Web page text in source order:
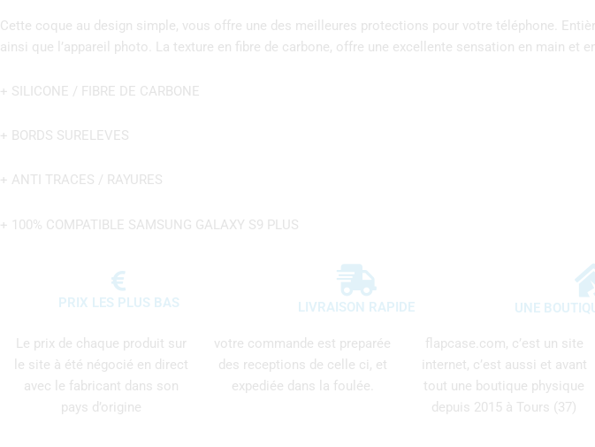
Cette coque au design simple, vous offre une des meilleures protections pour votre téléphone.
ainsi que l’appareil photo.
La texture en fibre de carbone, offre une excellente sensation en main et
+ SILICONE / FIBRE DE CARBONE
+ BORDS SURELEVES
+ ANTI TRACES / RAYURES
+ 100% COMPATIBLE SAMSUNG GALAXY S9 PLUS
PRIX LES PLUS BAS LIVRAISON RAPIDE UNE
Le prix de chaque produit sur
le site à été négocié en direct
avec le fabricant dans son
pays d’origine
votre commande est preparée
des receptions de celle ci, et
expediée dans la foulée.
flapcase.com, c’est un site
internet, c’est aussi et avant
tout une boutique physique
depuis 2015 à Tours (37)